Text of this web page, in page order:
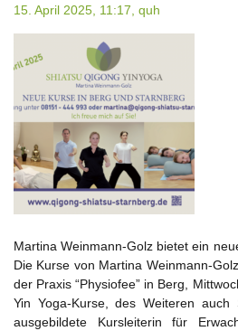
15. April 2025, 11:17, quh
Martina Weinmann-Golz bietet ein
Die Kurse von Martina Weinmann-
der Praxis “Physiofee” in Berg,
Yin Yoga-Kurse, des Weiteren auch
ausgebildete Kursleiterin für